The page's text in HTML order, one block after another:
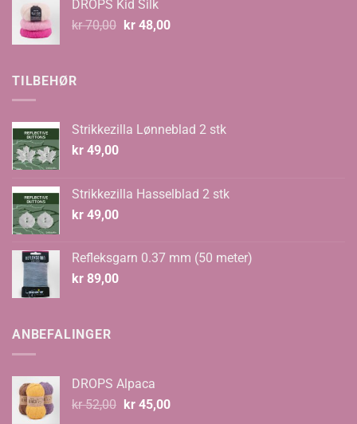
kr 67,00.
DROPS Kid Silk
kr70,00 Opprinnelig
kr48,00Nåværende
TILBEHØR
Strikkezilla Lønneblad 2 stk
kr 49,00
Strikkezilla Hasselblad 2 stk
kr 49,00
Refleksgarn 0.37 mm (50 meter)
kr 89,00
ANBEFALINGER
DROPS Alpaca
kr52,00 Opprinnelig
kr45,00Nåværende